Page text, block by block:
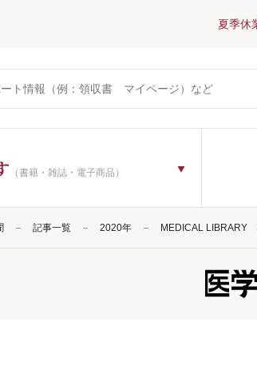
夏季休
（書籍・雑誌・電子商品）
記事一覧 2020年 MEDICAL LIBRARY